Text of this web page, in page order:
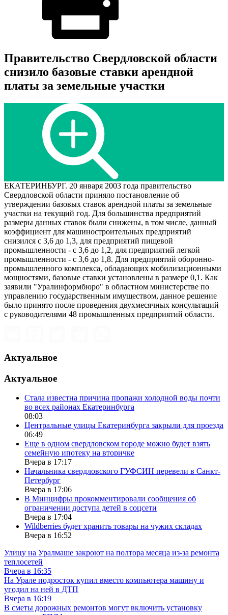
Правительство Свердловской области
снизило базовые ставки арендной
платы за земельные участки
ЕКАТЕРИНБУРГ. 20 января 2003 года правительство
Свердловской области приняло постановление об
утверждении базовых ставок арендной платы за земельные
участки на текущий год. Для большинства предприятий
размеры данных ставок были снижены, в том числе, данный
коэффициент для машиностроительных предприятий
снизился с 3,6 до 1,3, для предприятий пищевой
промышленности - с 3,6 до 1,2, для предприятий легкой
промышленности - с 3,6 до 1,8. Для предприятий оборонно-
промышленного комплекса, обладающих мобилизационными
мощностями, базовые ставки установлены в размере 0,1. Как
заявили "Уралинформбюро" в областном министерстве по
управлению государственным имуществом, данное решение
было принято после проведения двухмесячных консультаций
с руководителями 48 промышленных предприятий области.
Актуальное
Актуальное
Стала известна причина пропажи холодной воды почти
во всех районах Екатеринбурга
08:03
Центральные улицы Екатеринбурга закрыли для проезда
06:49
Еще в одном свердловском городе можно будет взять
семейную ипотеку на вторичке
Вчера в 17:17
Начальника свердловского ГУФСИН перевели в Санкт-
Петербург
Вчера в 17:06
В Минцифры прокомментировали сообщения об
ограничении доступа детей в соцсети
Вчера в 17:04
Wildberries будет хранить товары на чужих складах
Вчера в 16:52
Улицу на Уралмаше закроют на полтора месяца из-за ремонта
теплосетей
Вчера в 16:35
На Урале подросток купил вместо компьютера машину и
угодил на ней в ДТП
Вчера в 16:19
В сметы дорожных ремонтов могут включить установку